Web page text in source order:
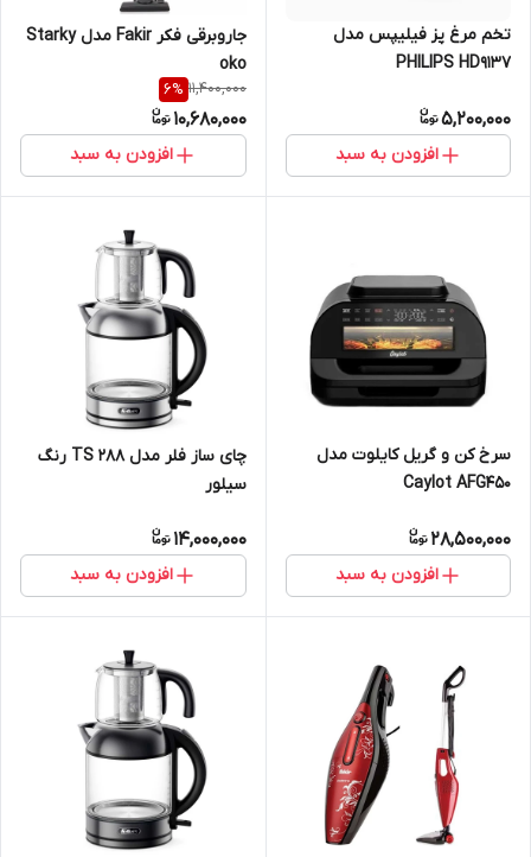
تخم مرغ پز فیلیپس مدل
PHILIPS HD9137
5,200,000
افزودن به سبد
جاروبرقی فکر Fakir مدل Starky
oko
11,400,000
6%
10,680,000
افزودن به سبد
سرخ کن و گریل کایلوت مدل
Caylot AFG450
28,500,000
افزودن به سبد
چای ساز فلر مدل TS 288 رنگ
سیلور
14,000,000
افزودن به سبد